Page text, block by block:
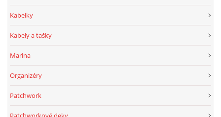
Kabelky
Kabely a tašky
Marina
Organizéry
Patchwork